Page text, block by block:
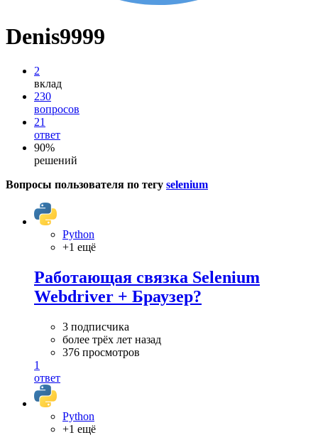
Denis9999
2
вклад
230
вопросов
21
ответ
90%
решений
Вопросы пользователя по тегу selenium
Python
+1 ещё
Работающая связка Selenium
Webdriver + Браузер?
3 подписчика
более трёх лет назад
376 просмотров
1
ответ
Python
+1 ещё